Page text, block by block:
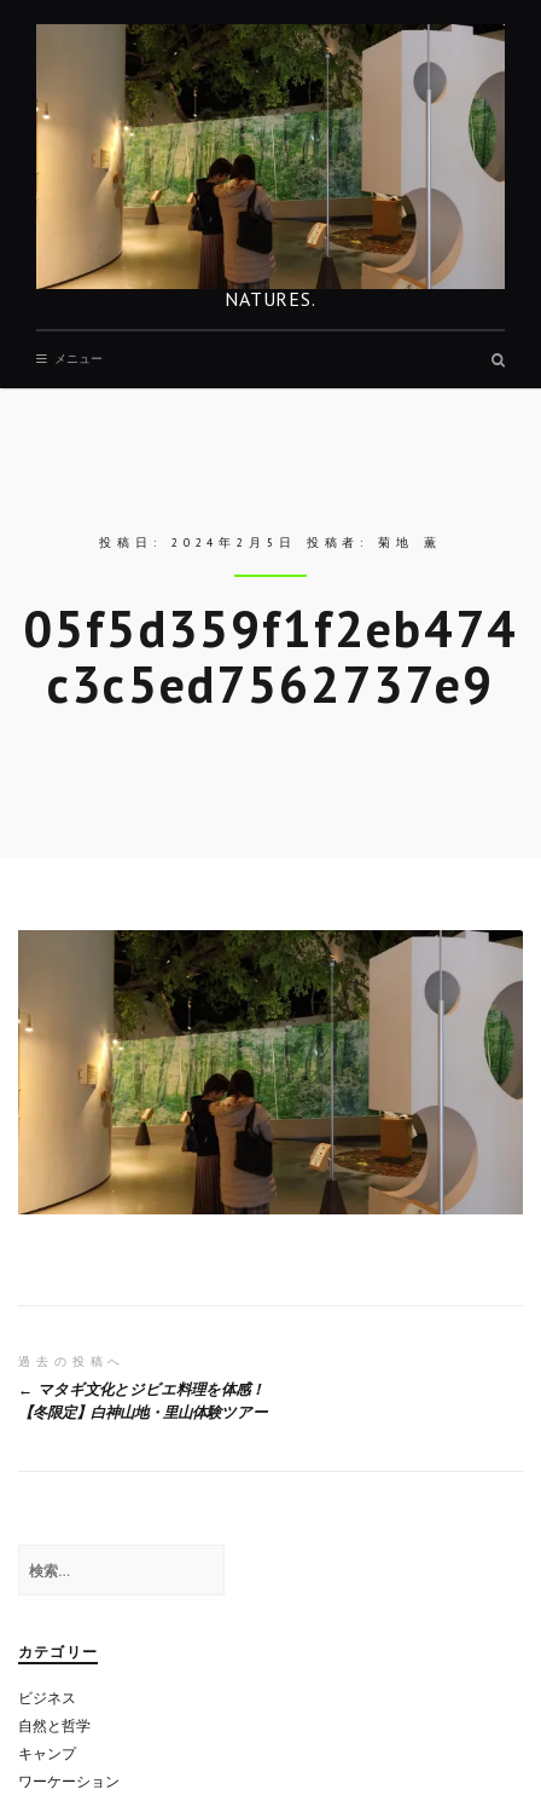
NATURES.
メニュー
ボ
投稿日: 2024年2月5日 投稿者:菊地 薫
05f5d359f1f2eb474
c3c5ed7562737e9
投
稿
ー
ョ
ン
過去の投稿へ
マタギ文化とジビエ料理を体感！
【冬限定】白神山地・里山体験ツアー
索:
カテゴリー
ビジネス
自然と哲学
キャンプ
ワーケーション